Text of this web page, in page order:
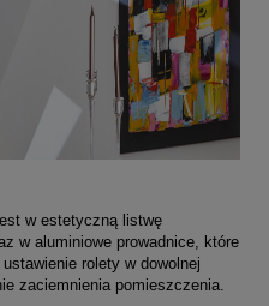
w estetyczną listwę
w aluminiowe prowadnice, które
rolety w dowolnej
zaciemnienia pomieszczenia.